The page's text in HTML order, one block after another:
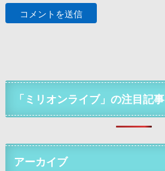
「ミリオンライブ」の注目記事
アーカイブ